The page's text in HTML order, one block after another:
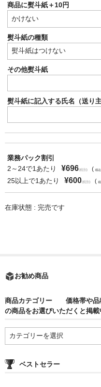
商品に熨斗紙＋10円
熨斗紙の種類
その他熨斗紙
熨斗紙に記入する氏名（送り
業務パック割引
2～24で1あたり
¥696(税別) ( 税込
25以上で1あたり ¥600(税別) (
在庫状態 : 完売です
お勧め商品
商品カテゴリー 価格帯や品
の商品をお選びいただくと掲
テ
ベストセラー